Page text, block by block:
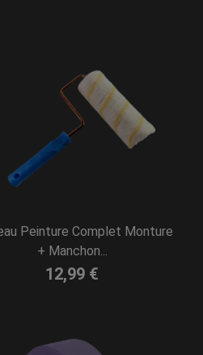
Peinture Complet Monture
+ Manchon...
12,99 €